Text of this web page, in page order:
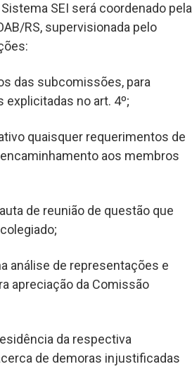
SEI será coordenado pela
RS, supervisionada pelo
das subcomissões, para
no art. 4º;
quaisquer requerimentos de
aos membros
de reunião de questão que
análise de representações e
apreciação da Comissão
da respectiva
de demoras injustificadas